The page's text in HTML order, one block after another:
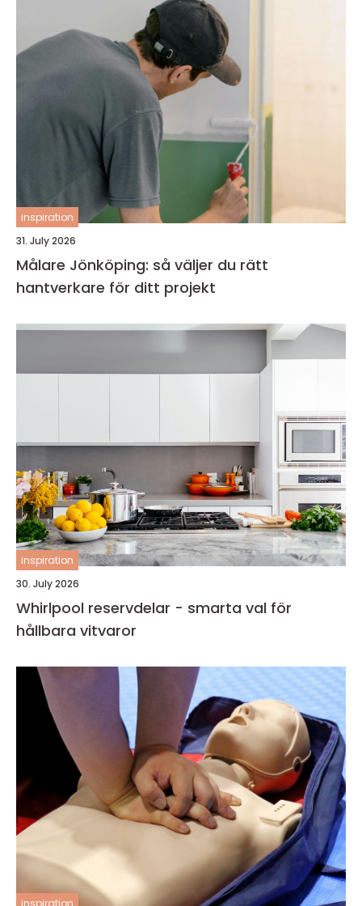
inspiration
31. July 2026
Målare Jönköping: så väljer du rätt
hantverkare för ditt projekt
inspiration
30. July 2026
Whirlpool reservdelar - smarta val för
hållbara vitvaror
inspiration